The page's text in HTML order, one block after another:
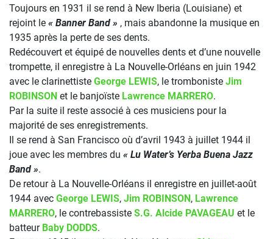
Toujours en 1931 il se rend à New Iberia (Louisiane) et
rejoint le « Banner Band » , mais abandonne la musique en
1935 après la perte de ses dents.
Redécouvert et équipé de nouvelles dents et d’une nouvelle
trompette, il enregistre à La Nouvelle-Orléans en juin 1942
avec le clarinettiste George LEWIS, le tromboniste Jim
ROBINSON et le banjoïste Lawrence MARRERO.
Par la suite il reste associé à ces musiciens pour la
majorité de ses enregistrements.
Il se rend à San Francisco où d’avril 1943 à juillet 1944 il
joue avec les membres du « Lu Water’s Yerba Buena Jazz
Band ».
De retour à La Nouvelle-Orléans il enregistre en juillet-août
1944 avec George LEWIS, Jim ROBINSON, Lawrence
MARRERO, le contrebassiste S.G. Alcide PAVAGEAU et le
batteur Baby DODDS.